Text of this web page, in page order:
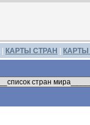
КАРТЫ СТРАН